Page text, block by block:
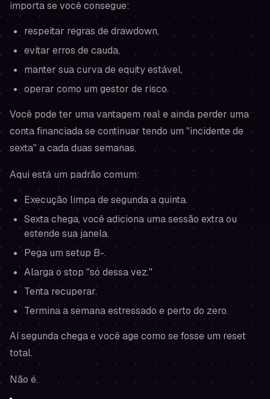
importa se você consegue:
respeitar regras de drawdown,
evitar erros de cauda,
manter sua curva de equity estável,
operar como um gestor de risco.
Você pode ter uma vantagem real e ainda perder uma
conta financiada se continuar tendo um "incidente de
sexta" a cada duas semanas.
Aqui está um padrão comum:
Execução limpa de segunda a quinta.
Sexta chega, você adiciona uma sessão extra ou
estende sua janela.
Pega um setup B-.
Alarga o stop "só dessa vez."
Tenta recuperar.
Termina a semana estressado e perto do zero.
Aí segunda chega e você age como se fosse um reset
total.
Não é.